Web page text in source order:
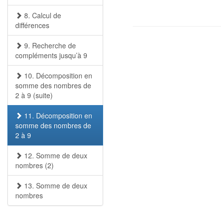
8. Calcul de
différences
9. Recherche de
compléments jusqu’à 9
10. Décomposition en
somme des nombres de
2 à 9 (suite)
11. Décomposition en
somme des nombres de
2 à 9
12. Somme de deux
nombres (2)
13. Somme de deux
nombres